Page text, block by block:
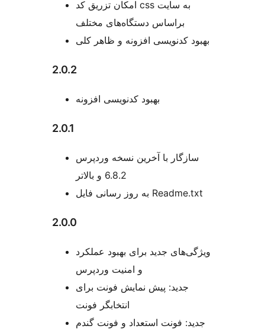
امکان تزریق کد css به سایت
براساس دستگاه‌های مختلف
بهبود کدنویسی افزونه و ظاهر کلی
2.0.2
بهبود کدنویسی افزونه
2.0.1
سازگار با آخرین نسخه وردپرس
6.8.2 و بالاتر
به روز رسانی فایل Readme.txt
2.0.0
ویژگی‌های جدید برای بهبود عملکرد
و امنیت وردپرس
جدید: پیش نمایش فونت برای
انتخابگر فونت
جدید: فونت استعداد و فونت گندم